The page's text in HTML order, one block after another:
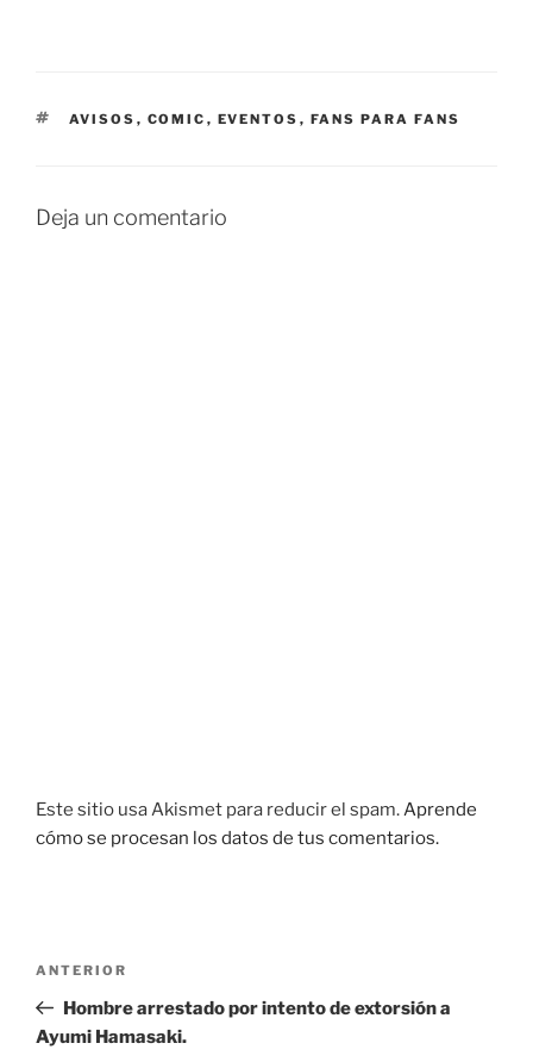
ETIQUETAS
AVISOS , COMIC , EVENTOS , FANS PARA FANS
Deja un comentario
Este sitio usa Akismet para reducir el spam.Aprende
cómo se procesan los datos de tus comentarios.
entradas
Entrada
anterior:
ANTERIOR
Hombre arrestado por intento de extorsión a
Ayumi Hamasaki.